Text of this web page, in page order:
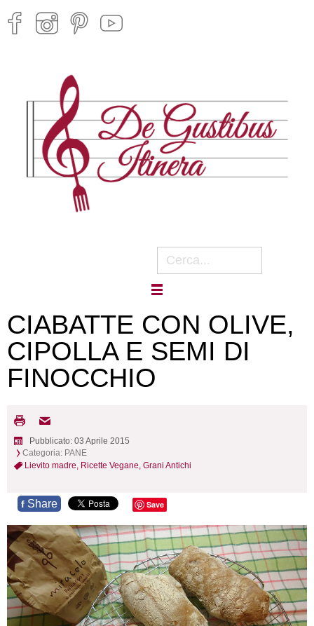
CIABATTE CON OLIVE,
CIPOLLA E SEMI DI
FINOCCHIO
Pubblicato: 03 Aprile 2015
Categoria: PANE
Lievito madre, Ricette Vegane, Grani Antichi
f Share Save